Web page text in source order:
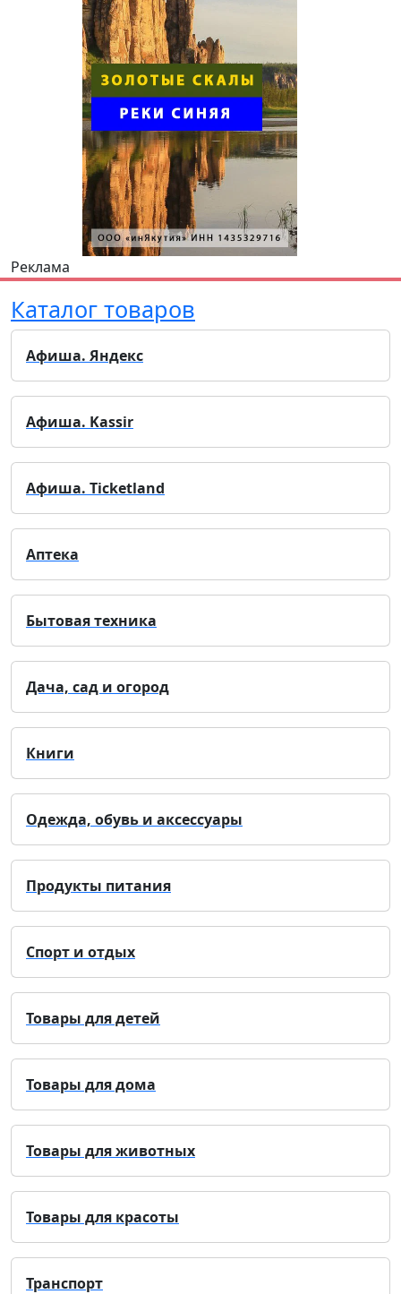
Реклама
Каталог товаров
Афиша. Яндекс
Афиша. Kassir
Афиша. Ticketland
Аптека
Бытовая техника
Дача, сад и огород
Книги
Одежда, обувь и аксессуары
Продукты питания
Спорт и отдых
Товары для детей
Товары для дома
Товары для животных
Товары для красоты
Транспорт